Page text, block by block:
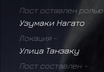
Пост оставлен
Узумаки Нагато
Локация -
Улица Танзаку
Пост составлен -